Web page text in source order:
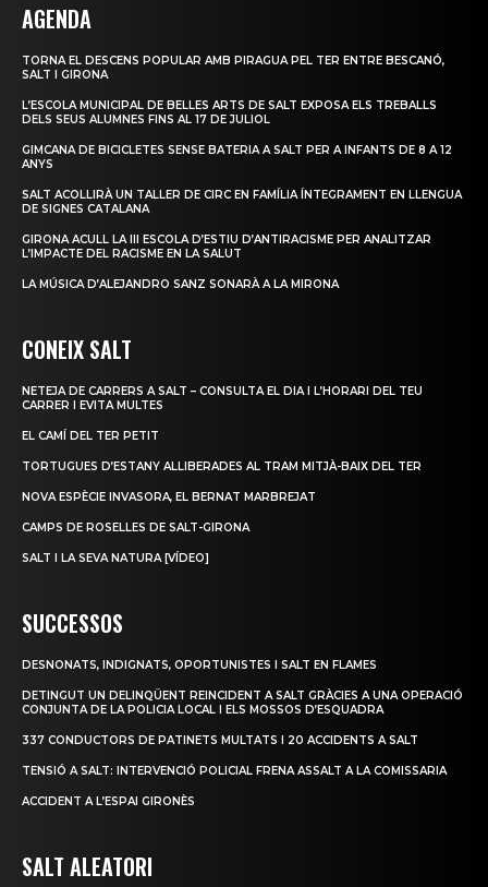
AGENDA
TORNA EL DESCENS POPULAR AMB PIRAGUA PEL TER ENTRE BESCANÓ,
SALT I GIRONA
L’ESCOLA MUNICIPAL DE BELLES ARTS DE SALT EXPOSA ELS TREBALLS
DELS SEUS ALUMNES FINS AL 17 DE JULIOL
GIMCANA DE BICICLETES SENSE BATERIA A SALT PER A INFANTS DE 8 A 12
ANYS
SALT ACOLLIRÀ UN TALLER DE CIRC EN FAMÍLIA ÍNTEGRAMENT EN LLENGUA
DE SIGNES CATALANA
GIRONA ACULL LA III ESCOLA D’ESTIU D’ANTIRACISME PER ANALITZAR
L’IMPACTE DEL RACISME EN LA SALUT
LA MÚSICA D’ALEJANDRO SANZ SONARÀ A LA MIRONA
CONEIX SALT
NETEJA DE CARRERS A SALT – CONSULTA EL DIA I L’HORARI DEL TEU
CARRER I EVITA MULTES
EL CAMÍ DEL TER PETIT
TORTUGUES D’ESTANY ALLIBERADES AL TRAM MITJÀ-BAIX DEL TER
NOVA ESPÈCIE INVASORA, EL BERNAT MARBREJAT
CAMPS DE ROSELLES DE SALT-GIRONA
SALT I LA SEVA NATURA [VÍDEO]
SUCCESSOS
DESNONATS, INDIGNATS, OPORTUNISTES I SALT EN FLAMES
DETINGUT UN DELINQÜENT REINCIDENT A SALT GRÀCIES A UNA OPERACIÓ
CONJUNTA DE LA POLICIA LOCAL I ELS MOSSOS D’ESQUADRA
337 CONDUCTORS DE PATINETS MULTATS I 20 ACCIDENTS A SALT
TENSIÓ A SALT: INTERVENCIÓ POLICIAL FRENA ASSALT A LA COMISSARIA
ACCIDENT A L’ESPAI GIRONÈS
SALT ALEATORI